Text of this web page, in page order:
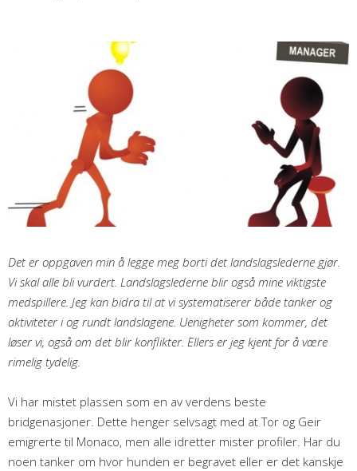
Det er oppgaven min å legge meg borti det landslagslederne gjør.
Vi skal alle bli vurdert. Landslagslederne blir også mine viktigste
medspillere. Jeg kan bidra til at vi systematiserer både tanker og
aktiviteter i og rundt landslagene. Uenigheter som kommer, det
løser vi, også om det blir konflikter. Ellers er jeg kjent for å være
rimelig tydelig.
Vi har mistet plassen som en av verdens beste
bridgenasjoner. Dette henger selvsagt med at Tor og Geir
emigrerte til Monaco, men alle idretter mister profiler. Har du
noen tanker om hvor hunden er begravet eller er det kanskje